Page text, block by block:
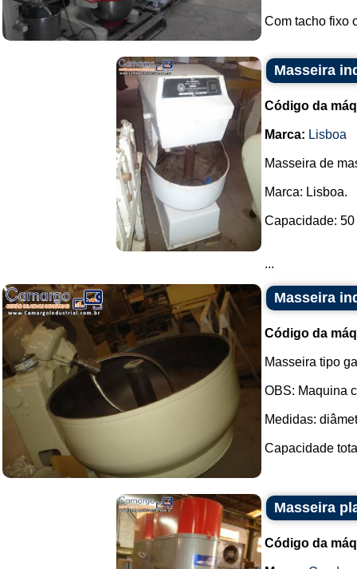
Com tacho fixo
Masseira
Código da
Marca: Lisboa
Masseira de
Marca: Lisboa.
Capacidade: 50
...
Masseira
Código da
Masseira tipo
OBS: Maquina
Medidas:
Capacidade
Masseira
Código da